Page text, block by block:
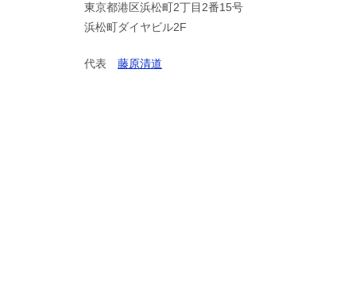
東京都港区浜松町2丁目2番15号
浜松町ダイヤビル2F
代表 藤原清道